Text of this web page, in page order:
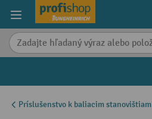
content
Príslušenstvo k baliacim stanovištiam